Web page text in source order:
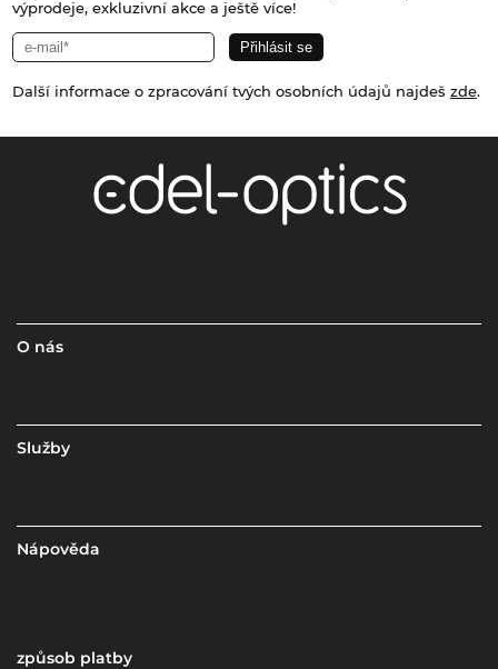
výprodeje, exkluzivní akce a ještě více!
Další informace o zpracování tvých osobních údajů najdeš zde.
O nás
Služby
Nápověda
způsob platby